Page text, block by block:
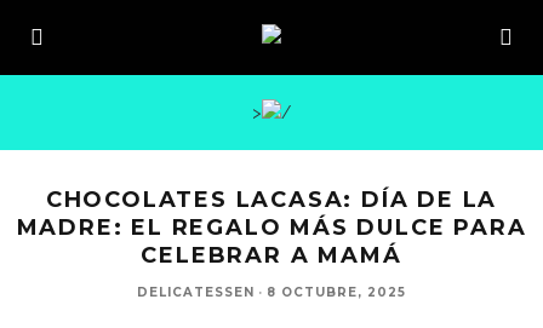
>
CHOCOLATES LACASA: DÍA DE LA
MADRE: EL REGALO MÁS DULCE PARA
CELEBRAR A MAMÁ
DELICATESSEN · 8 OCTUBRE, 2025